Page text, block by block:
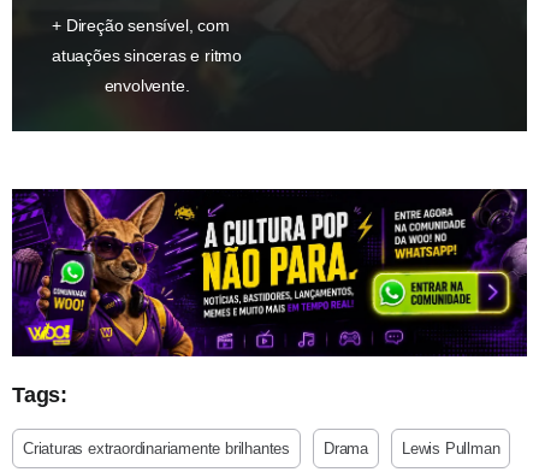
Direção sensível, com
atuações sinceras e ritmo
envolvente.
Tags:
Criaturas extraordinariamente brilhantes Drama Lewis Pullman